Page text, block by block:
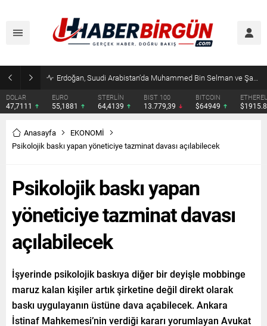
Erdoğan, Suudi Arabistan’da Muhammed Bin Selman ve Şahbaz Şerif ile Görüşecek
DOLAR
47,7111
EURO
55,1881
STERLİN
64,4139
BIST 100
13.779,39
BITCOIN
$64949
Anasayfa
EKONOMİ
Psikolojik baskı yapan yöneticiye tazminat davası açılabilecek
Psikolojik baskı yapan
yöneticiye tazminat davası
açılabilecek
İşyerinde psikolojik baskıya diğer bir deyişle mobbinge
maruz kalan kişiler artık şirketine değil direkt olarak
baskı uygulayanın üstüne dava açabilecek. Ankara
İstinaf Mahkemesi’nin verdiği kararı yorumlayan Avukat